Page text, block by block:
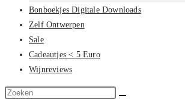
Bonboekjes Digitale Downloads
Zelf Ontwerpen
Sale
Cadeautjes < 5 Euro
Wijnreviews
Zoek